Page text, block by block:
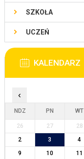
SZKOŁA
UCZEŃ
KALENDARZ
‹
NDZ PN WT
26 27 28
2
3 4
9
10 11